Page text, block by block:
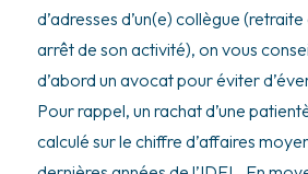
d’adresses d’un(e) collègue
arrêt de son activité), on vous
d’abord un avocat pour éviter
Pour rappel, un rachat d’une
calculé sur le chiffre d’affaires